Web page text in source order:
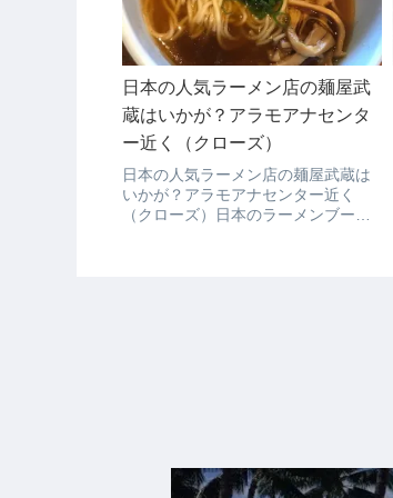
日本の人気ラーメン店の麺屋武
蔵はいかが？アラモアナセンタ
ー近く（クローズ）
日本の人気ラーメン店の麺屋武蔵は
いかが？アラモアナセンター近く
（クローズ）日本のラーメンブーム